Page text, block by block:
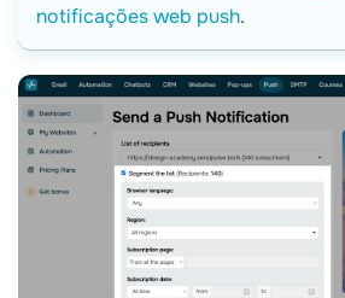
notificações web push.